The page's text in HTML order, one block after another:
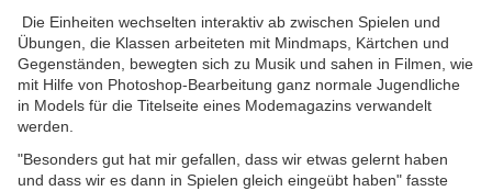
Die Einheiten wechselten interaktiv ab zwischen Spielen und
Übungen, die Klassen arbeiteten mit Mindmaps, Kärtchen und
Gegenständen, bewegten sich zu Musik und sahen in Filmen, wie
mit Hilfe von Photoshop-Bearbeitung ganz normale Jugendliche
in Models für die Titelseite eines Modemagazins verwandelt
werden.
"Besonders gut hat mir gefallen, dass wir etwas gelernt haben
und dass wir es dann in Spielen gleich eingeübt haben" fasste